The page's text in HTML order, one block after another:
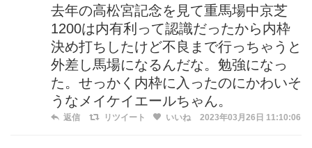
去年の高松宮記念を見て重馬場中京芝
1200は内有利って認識だったから内枠
決め打ちしたけど不良まで行っちゃうと
外差し馬場になるんだな。勉強になっ
た。せっかく内枠に入ったのにかわいそ
うなメイケイエールちゃん。
返信 リツイート いいね 2023年03月26日 11:10:06